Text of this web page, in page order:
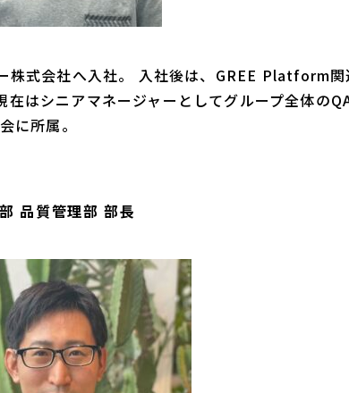
株式会社へ入社。 入社後は、GREE Platform関
はシニアマネージャーとしてグループ全体の
に所属。
品質管理部 部長